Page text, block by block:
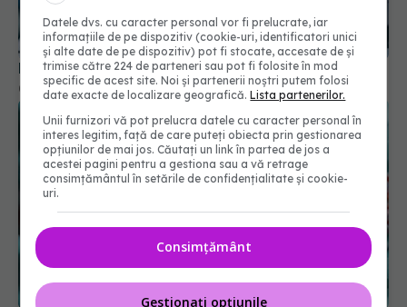
EMA a aprobat vaccinul pneumococic Capvaxive
03 feb 2025, 14:45
De ce vaccinurile anti-COVID au provocat efecte
adverse
Datele dvs. cu caracter personal vor fi prelucrate, iar
informațiile de pe dispozitiv (cookie-uri, identificatori unici
și alte date de pe dispozitiv) pot fi stocate, accesate de și
trimise către 224 de parteneri sau pot fi folosite în mod
specific de acest site. Noi și partenerii noștri putem folosi
date exacte de localizare geografică.Lista partenerilor.
Unii furnizori vă pot prelucra datele cu caracter personal în
interes legitim, față de care puteți obiecta prin gestionarea
opțiunilor de mai jos. Căutați un link în partea de jos a
acestei pagini pentru a gestiona sau a vă retrage
consimțământul în setările de confidențialitate și cookie-
uri.
Consimțământ
Gestionați opțiunile